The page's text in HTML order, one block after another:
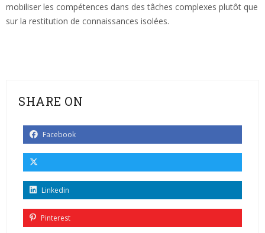
mobiliser les compétences dans des tâches complexes plutôt que
sur la restitution de connaissances isolées.
SHARE ON
Facebook
Linkedin
Pinterest